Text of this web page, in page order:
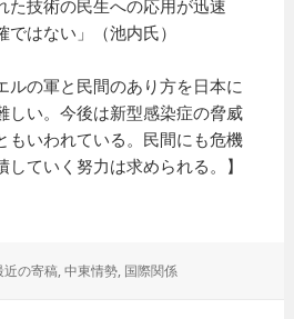
た技術の民生への応用が迅速
はない」（池内氏）
ルの軍と民間のあり方を日本に
しい。今後は新型感染症の脅威
もいわれている。民間にも危機
ていく努力は求められる。】
近の寄稿,中東情勢, 国際関係